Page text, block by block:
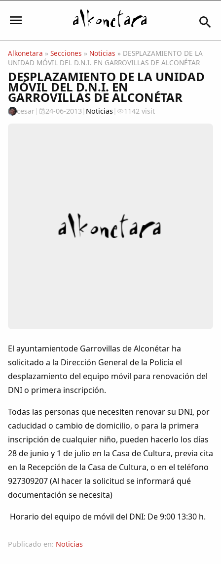
Iniciar sesión
Mi Cuenta
Colaboradores
Idiosincrasia
Diccionario
Traductor
Dichos
Cancionero Local
Alkonetara » Secciones » Noticias » DESPLAZAMIENTO DE LA
UNIDAD MÓVIL DEL D.N.I. EN GARROVILLAS DE ALCONÉTAR
DESPLAZAMIENTO DE LA UNIDAD
MÓVIL DEL D.N.I. EN
GARROVILLAS DE ALCONÉTAR
cesar| 24-06-2013| Noticias| 1142 visit
El ayuntamientode Garrovillas de Alconétar ha
solicitado a la Dirección General de la Policía el
desplazamiento del equipo móvil para renovación del
DNI o primera inscripción.
Todas las personas que necesiten renovar su DNI, por
caducidad o cambio de domicilio, o para la primera
inscripción de cualquier niño, pueden hacerlo los días
28 de junio y 1 de julio en la Casa de Cultura, previa cita
en la Recepción de la Casa de Cultura, o en el teléfono
927309207 (Al hacer la solicitud se informará qué
documentación se necesita)
Horario del equipo de móvil del DNI: De 9:00 13:30 h.
Publicado en: Noticias